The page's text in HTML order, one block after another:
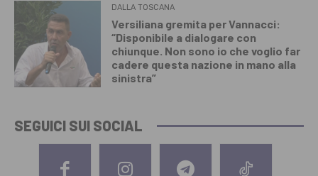
DALLA TOSCANA
Versiliana gremita per Vannacci:
“Disponibile a dialogare con
chiunque. Non sono io che voglio far
cadere questa nazione in mano alla
sinistra”
SEGUICI SUI SOCIAL